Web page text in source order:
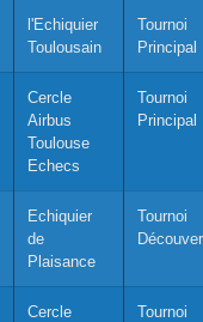
l'Echiquier
Toulousain
Tournoi
Principal
Cercle
Airbus
Toulouse
Echecs
Tournoi
Principal
Echiquier
de
Plaisance
Tournoi
Cercle
Tournoi